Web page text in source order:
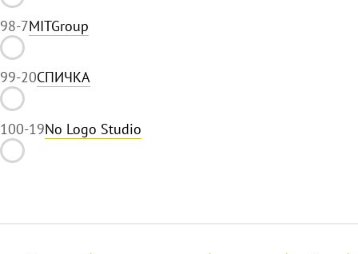
98-7MITGroup
99-20СПИЧКА
100-19No Logo Studio